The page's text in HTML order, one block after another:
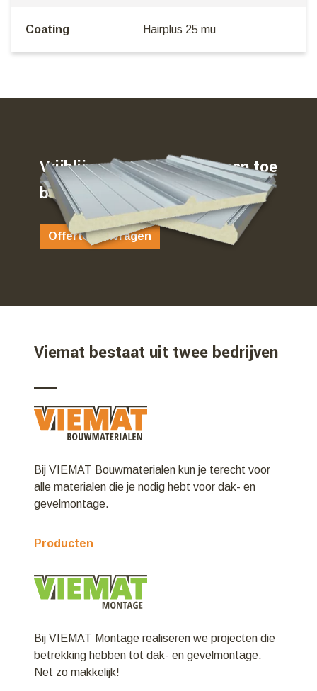
Coating Hairplus 25 mu
Vrijblijvend weten waar u aan toe
bent…
Offerte aanvragen
Viemat bestaat uit twee bedrijven
Bij VIEMAT Bouwmaterialen kun je terecht voor
alle materialen die je nodig hebt voor dak- en
gevelmontage.
Producten
Bij VIEMAT Montage realiseren we projecten die
betrekking hebben tot dak- en gevelmontage.
Net zo makkelijk!